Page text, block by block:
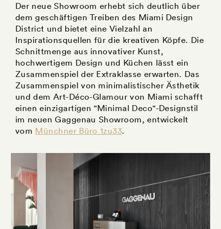
Der neue Showroom erhebt sich deutlich über
dem geschäftigen Treiben des Miami Design
District und bietet eine Vielzahl an
Inspirationsquellen für die kreativen Köpfe. Die
Schnittmenge aus innovativer Kunst,
hochwertigem Design und Küchen lässt ein
Zusammenspiel der Extraklasse erwarten. Das
Zusammenspiel von minimalistischer Ästhetik
und dem Art-Déco-Glamour von Miami schafft
einen einzigartigen "Minimal Deco"-Designstil
im neuen Gaggenau Showroom, entwickelt
vom Münchner Büro 1zu33.